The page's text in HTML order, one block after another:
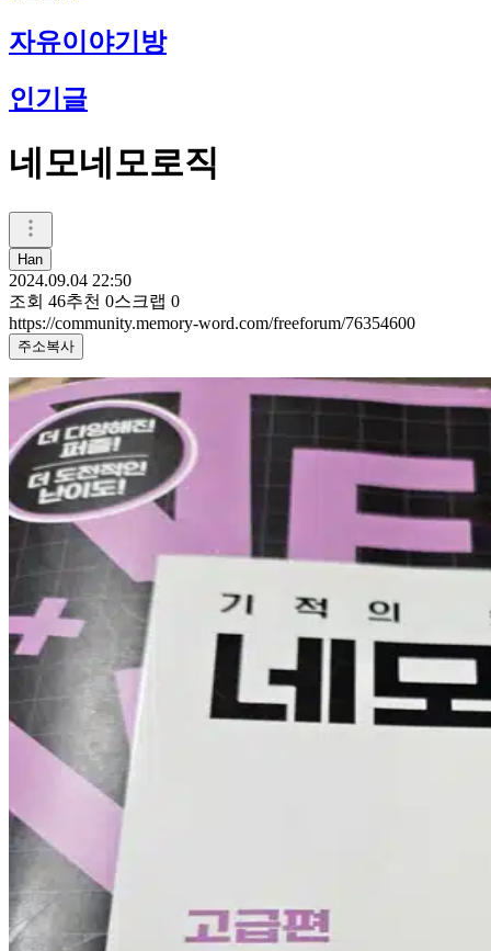
자유이야기방
인기글
네모네모로직
Han
2024.09.04 22:50
조회 46추천 0스크랩 0
https://community.memory-word.com/freeforum/76354600
주소복사